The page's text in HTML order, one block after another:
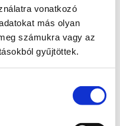
vonatkozó
más olyan
számukra vagy az
gyűjtöttek.
tension